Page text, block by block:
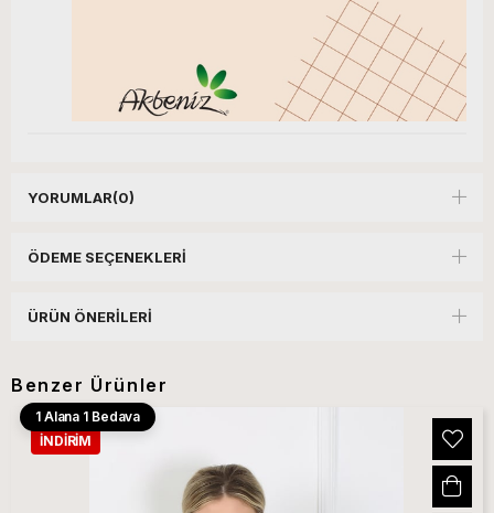
YORUMLAR(0)
ÖDEME SEÇENEKLERI
ÜRÜN ÖNERILERI
Benzer Ürünler
1 Alana 1 Bedava
İNDIRIM